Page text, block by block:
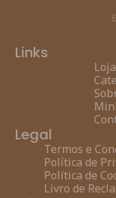
Links
Legal
Termos e
Política de
Política de
Livro de